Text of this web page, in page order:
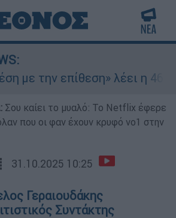
την επίθεση» λέει η
Σου καίει το μυαλό: Το Netflix έφερε
που οι φαν έχουν κρυφό νο1 στην
31.10.2025 10:25
Γεραιουδάκης
Συντάκτης